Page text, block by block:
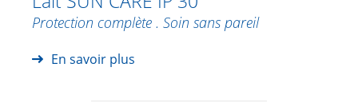
Soins de soleil
Protection complète . Soin sans pareil
En savoir plus